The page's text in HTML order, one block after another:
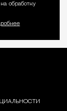
обработку